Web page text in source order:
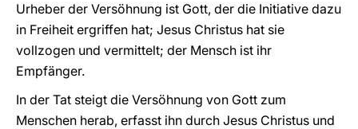
Urheber der Versöhnung ist Gott, der die Initiative dazu
in Freiheit ergriffen hat; Jesus Christus hat sie
vollzogen und vermittelt; der Mensch ist ihr
Empfänger.
In der Tat steigt die Versöhnung von Gott zum
Menschen herab, erfasst ihn durch Jesus Christus und